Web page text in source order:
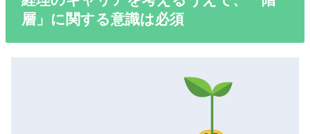
層」に関する意識は必須